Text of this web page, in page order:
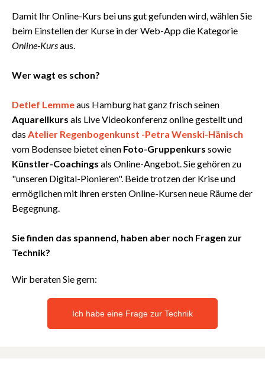
Damit Ihr Online-Kurs bei uns gut gefunden wird, wählen Sie
beim Einstellen der Kurse in der Web-App die Kategorie
Online-Kursaus.
Wer wagt es schon?
Detlef Lemmeaus Hamburg hat ganz frisch seinen
Aquarellkurs als Live Videokonferenz online gestellt und
das Atelier Regenbogenkunst -Petra Wenski-Hänisch
vom Bodensee bietet einen Foto-Gruppenkurs sowie
Künstler-Coachings als Online-Angebot. Sie gehören zu
"unseren Digital-Pionieren". Beide trotzen der Krise und
ermöglichen mit ihren ersten Online-Kursen neue Räume der
Begegnung.
Sie finden das spannend, haben aber noch Fragen zur
Technik?
Wir beraten Sie gern:
Ich habe eine Frage zur Technik